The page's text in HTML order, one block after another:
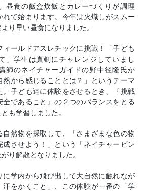
昼食の飯盒炊飯とカレーづくりが調理
れて始まります。今年は火熾しがスムー
り早い昼食になりました。
ィールドアスレチックに挑戦！「子ども
」学生は真剣にチャレンジしていまし
師のネイチャーガイドの野中径隆氏か
然から感じることとは？」というテーマ
。子ども達に体験をさせるとき、『挑戦
全であること』の２つのバランスをとる
も学習しました。
自然物を採取して、「さまざまな色の物
成させよう！」という「ネイチャービン
り解散となりました。
に学内から飛び出して大自然に触れなが
汗をかくこと」、この体験が一番の「学